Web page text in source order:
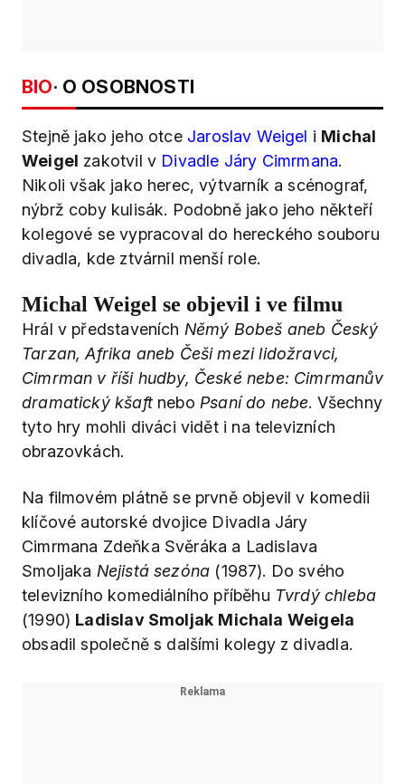
BIO· O OSOBNOSTI
Stejně jako jeho otce Jaroslav Weigel i Michal
Weigel zakotvil v Divadle Járy Cimrmana.
Nikoli však jako herec, výtvarník a scénograf,
nýbrž coby kulisák. Podobně jako jeho někteří
kolegové se vypracoval do hereckého souboru
divadla, kde ztvárnil menší role.
Michal Weigel se objevil i ve filmu
Hrál v představeních Němý Bobeš aneb Český
Tarzan, Afrika aneb Češi mezi lidožravci,
Cimrman v říši hudby, České nebe: Cimrmanův
dramatický kšaftnebo Psaní do nebe. Všechny
tyto hry mohli diváci vidět i na televizních
obrazovkách.
Na filmovém plátně se prvně objevil v komedii
klíčové autorské dvojice Divadla Járy
Cimrmana Zdeňka Svěráka a Ladislava
Smoljaka Nejistá sezóna (1987). Do svého
televizního komediálního příběhu Tvrdý chleba
(1990) Ladislav Smoljak Michala Weigela
obsadil společně s dalšími kolegy z divadla.